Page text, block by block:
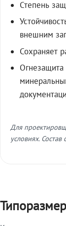
Степень
внешним
Сохраняет
Для
условиях.